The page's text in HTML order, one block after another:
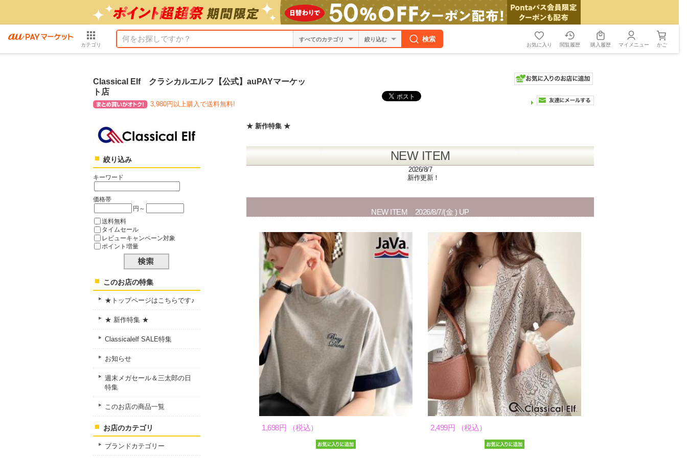
カテゴリ
絞り込む 検索
お気に入り 閲覧履歴 購入履歴 マイメニュー かご
Classical Elf クラシカルエルフ【公式】auPAYマーケッ
ト店
3,980円以上購入で送料無料!
★ 新作特集 ★
NEW ITEM
2026/8/7
新作更新！
NEW ITEM 2026/8/7/(金 ) UP
1,698円 （税込） 2,499円 （税込）
絞り込み
キーワード
価格帯
円～
送料無料
タイムセール
レビューキャンペーン対象
ポイント増量
このお店の特集
★トップページはこちらです♪
★ 新作特集 ★
Classicalelf SALE特集
お知らせ
週末メガセール＆三太郎の日
特集
このお店の商品一覧
お店のカテゴリ
ブランドカテゴリー